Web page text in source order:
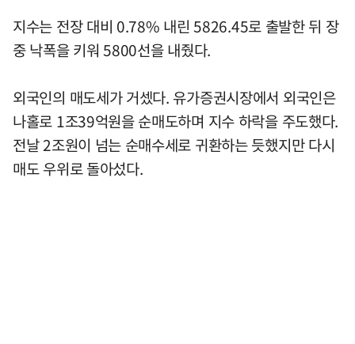
지수는 전장 대비 0.78% 내린 5826.45로 출발한 뒤 장
중 낙폭을 키워 5800선을 내줬다.
외국인의 매도세가 거셌다. 유가증권시장에서 외국인은
나홀로 1조39억원을 순매도하며 지수 하락을 주도했다.
전날 2조원이 넘는 순매수세로 귀환하는 듯했지만 다시
매도 우위로 돌아섰다.